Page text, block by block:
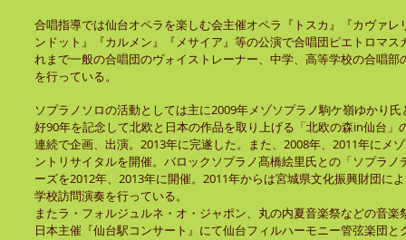
合唱指導では仙台オペラを楽しむ会主催オペラ『トスカ』『カヴァ
ンドット』『カルメン』『メサイア』等の公演で合唱団ピエトロマ
れまで一般の合唱団のヴォイストレーナー、中学、高等学校の合唱
を行っている。
ソプラノソロの活動としては主に2009年メゾソプラノ駒ケ嶺ゆかり
好90年を記念して北欧と日本の作品を取り上げる「北欧の森in仙台」
連続で企画、出演。2013年に完遂した。また、2008年、2011年にメ
ントリサイタルを開催。バロックソプラノ髙橋絵里氏との「ソプラ
ーズを2012年、2013年に開催。2011年からは宮城県文化振興財団に
学校訪問演奏を行っている。
またラ・フォルジュルネ・オ・ジャポン、丸の内夏音楽祭などの音楽
日本主催『仙台駅コンサート』にて仙台フィルハーモニー管弦楽団